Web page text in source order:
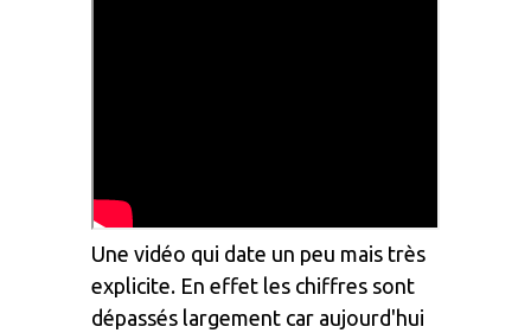
Une vidéo qui date un peu mais très
explicite. En effet les chiffres sont
dépassés largement car aujourd'hui